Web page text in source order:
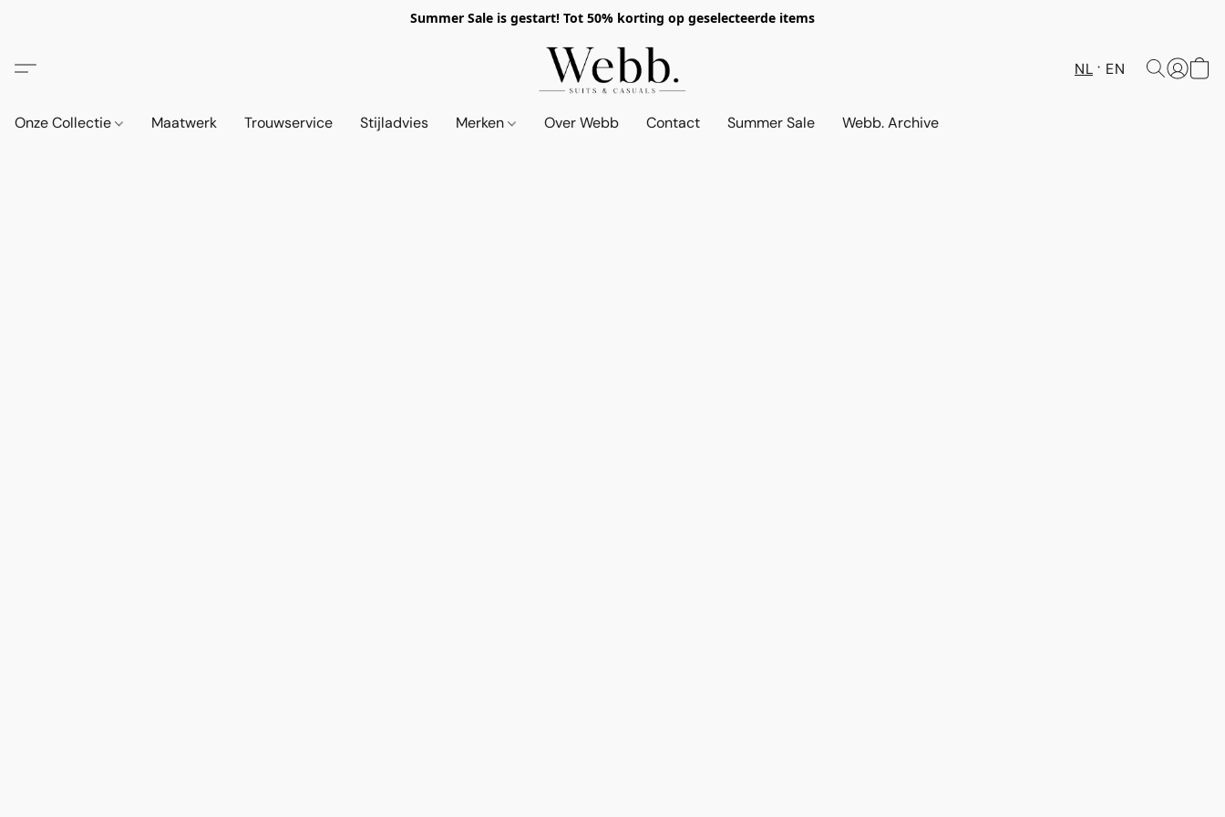
Summer Sale is gestart! Tot 50% korting op geselecteerde items
NL EN
Onze Collectie Maatwerk Trouwservice Stijladvies Merken Over Webb Contact Summer Sale Webb. Archive